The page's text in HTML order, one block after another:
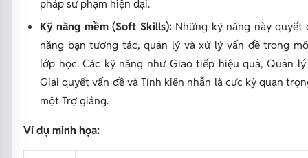
pháp sư phạm hiện đại.
Kỹ năng mềm (Soft Skills):Những kỹ năng này quyết
năng bạn tương tác, quản lý và xử lý vấn đề trong
lớp học. Các kỹ năng như Giao tiếp hiệu quả, Quản
Giải quyết vấn đề và Tính kiên nhẫn là cực kỳ quan
một Trợ giảng.
Ví dụ minh họa: